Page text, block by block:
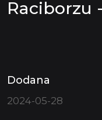
Raciborzu
Dodana
2024-05-28